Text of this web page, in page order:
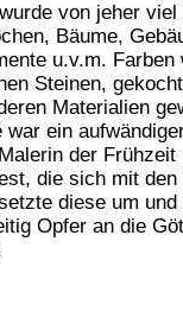
von jeher viel
Bäume,
u.v.m. Farben
Steinen,
Materialien
war ein
der Frühzeit
die sich mit den
diese um und
Opfer an die